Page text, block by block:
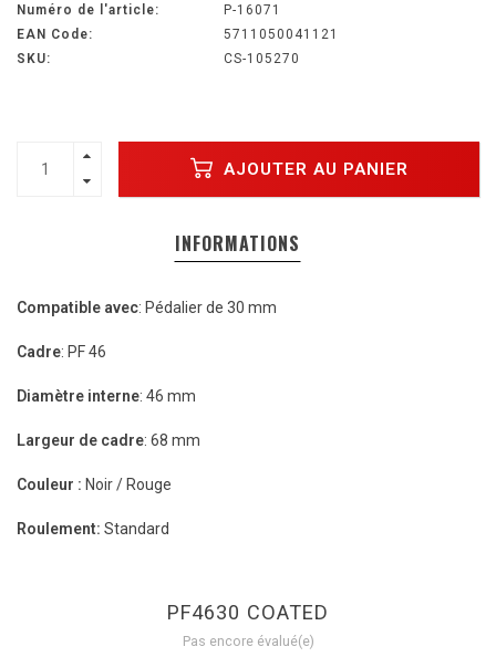
Numéro de l'article:
P-16071
EAN Code:
5711050041121
SKU:
CS-105270
AJOUTER AU PANIER
INFORMATIONS
Compatible avec: Pédalier de 30 mm
Cadre: PF 46
Diamètre interne: 46 mm
Largeur de cadre: 68 mm
Couleur : Noir / Rouge
Roulement: Standard
PF4630 COATED
Pas encore évalué(e)